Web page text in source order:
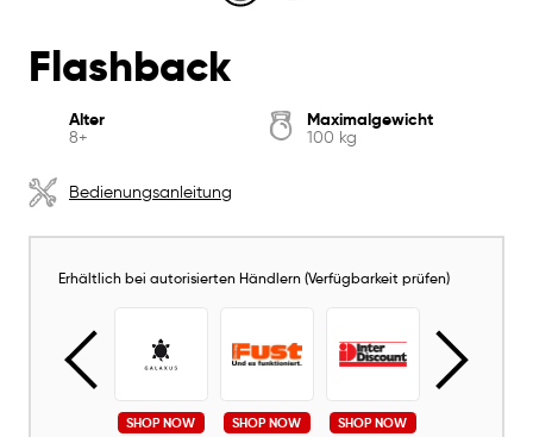
Flashback
Alter
8+
Maximalgewicht
100 kg
Bedienungsanleitung
Erhältlich bei autorisierten Händlern (Verfügbarkeit prüfen)
SHOP NOW SHOP NOW SHOP NOW